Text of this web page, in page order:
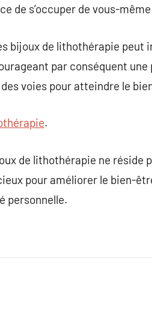
de s’occuper de vous-
bijoux de lithothérapie peut
par conséquent une
voies pour atteindre le
.
de lithothérapie ne réside
pour améliorer le bien-
personnelle.